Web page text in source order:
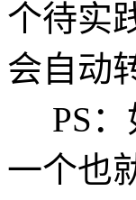
个待实
会自动
PS：
一个也